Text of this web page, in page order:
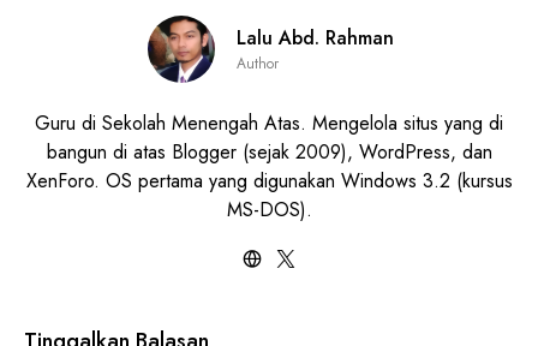
Lalu Abd. Rahman
Author
Guru di Sekolah Menengah Atas. Mengelola situs yang di
bangun di atas Blogger (sejak 2009), WordPress, dan
XenForo. OS pertama yang digunakan Windows 3.2 (kursus
MS-DOS).